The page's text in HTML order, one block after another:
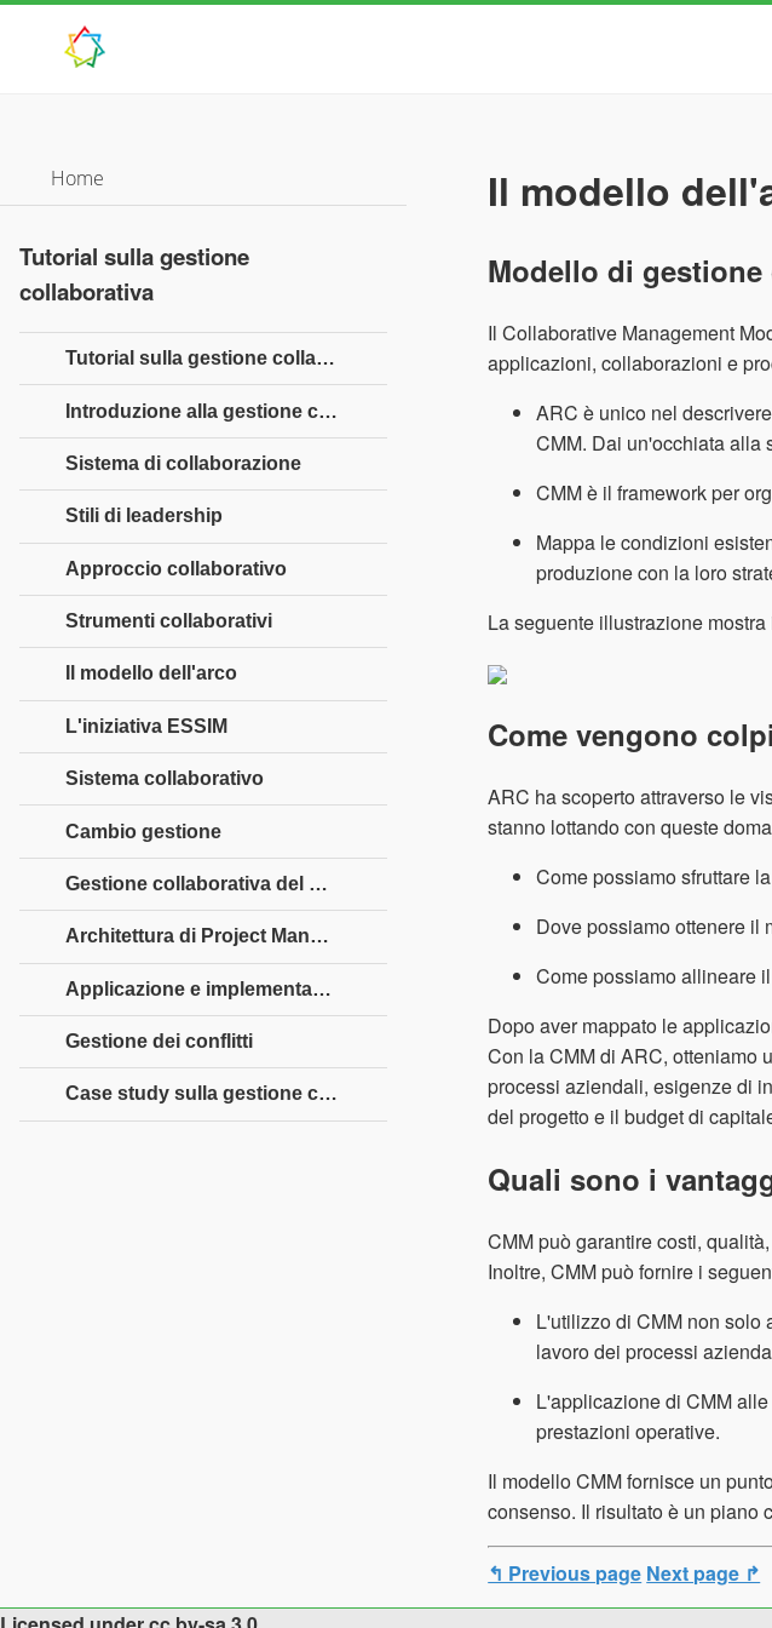
Il modello
Modello di
Il Collaborative Management
applicazioni, collaborazioni e
ARC è unico nel
CMM. Dai un'occhiata alla
CMM è il framework per
Mappa le condizioni
produzione con la loro
La seguente illustrazione
Come vengono
ARC ha scoperto attraverso le
stanno lottando con queste
Come possiamo sfruttare
Dove possiamo ottenere il
Come possiamo allineare
Dopo aver mappato le
Con la CMM di ARC, otteniamo
processi aziendali, esigenze di
del progetto e il budget di
Quali sono i
CMM può garantire costi,
Inoltre, CMM può fornire i
L'utilizzo di CMM non solo
lavoro dei processi
L'applicazione di CMM
prestazioni operative.
Il modello CMM fornisce un
consenso. Il risultato è un piano
↰ Previous page Next page ↱
Home
Tutorial sulla gestione
collaborativa
Tutorial sulla gestione collaborativa
Introduzione alla gestione collaborativa
Sistema di collaborazione
Stili di leadership
Approccio collaborativo
Strumenti collaborativi
Il modello dell'arco
L'iniziativa ESSIM
Sistema collaborativo
Cambio gestione
Gestione collaborativa del progetto
Architettura di Project Management
Applicazione e implementazioni
Gestione dei conflitti
Case study sulla gestione collaborativa